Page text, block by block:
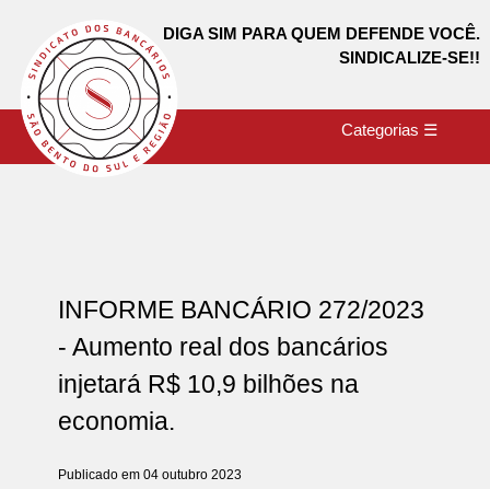
DIGA SIM PARA QUEM DEFENDE VOCÊ.
SINDICALIZE-SE!!
Categorias ☰
INFORME BANCÁRIO 272/2023
- Aumento real dos bancários
injetará R$ 10,9 bilhões na
economia.
Publicado em 04 outubro 2023